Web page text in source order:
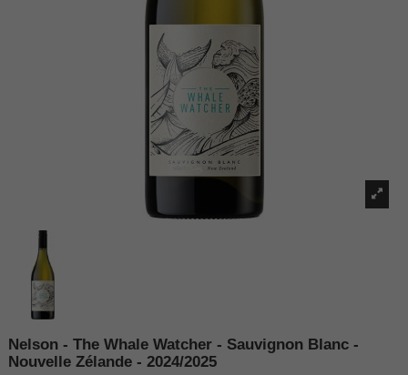
Nelson - The Whale Watcher - Sauvignon Blanc -
Nouvelle Zélande - 2024/2025